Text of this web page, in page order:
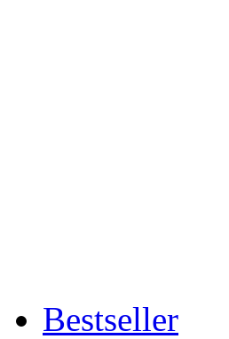
Bestseller